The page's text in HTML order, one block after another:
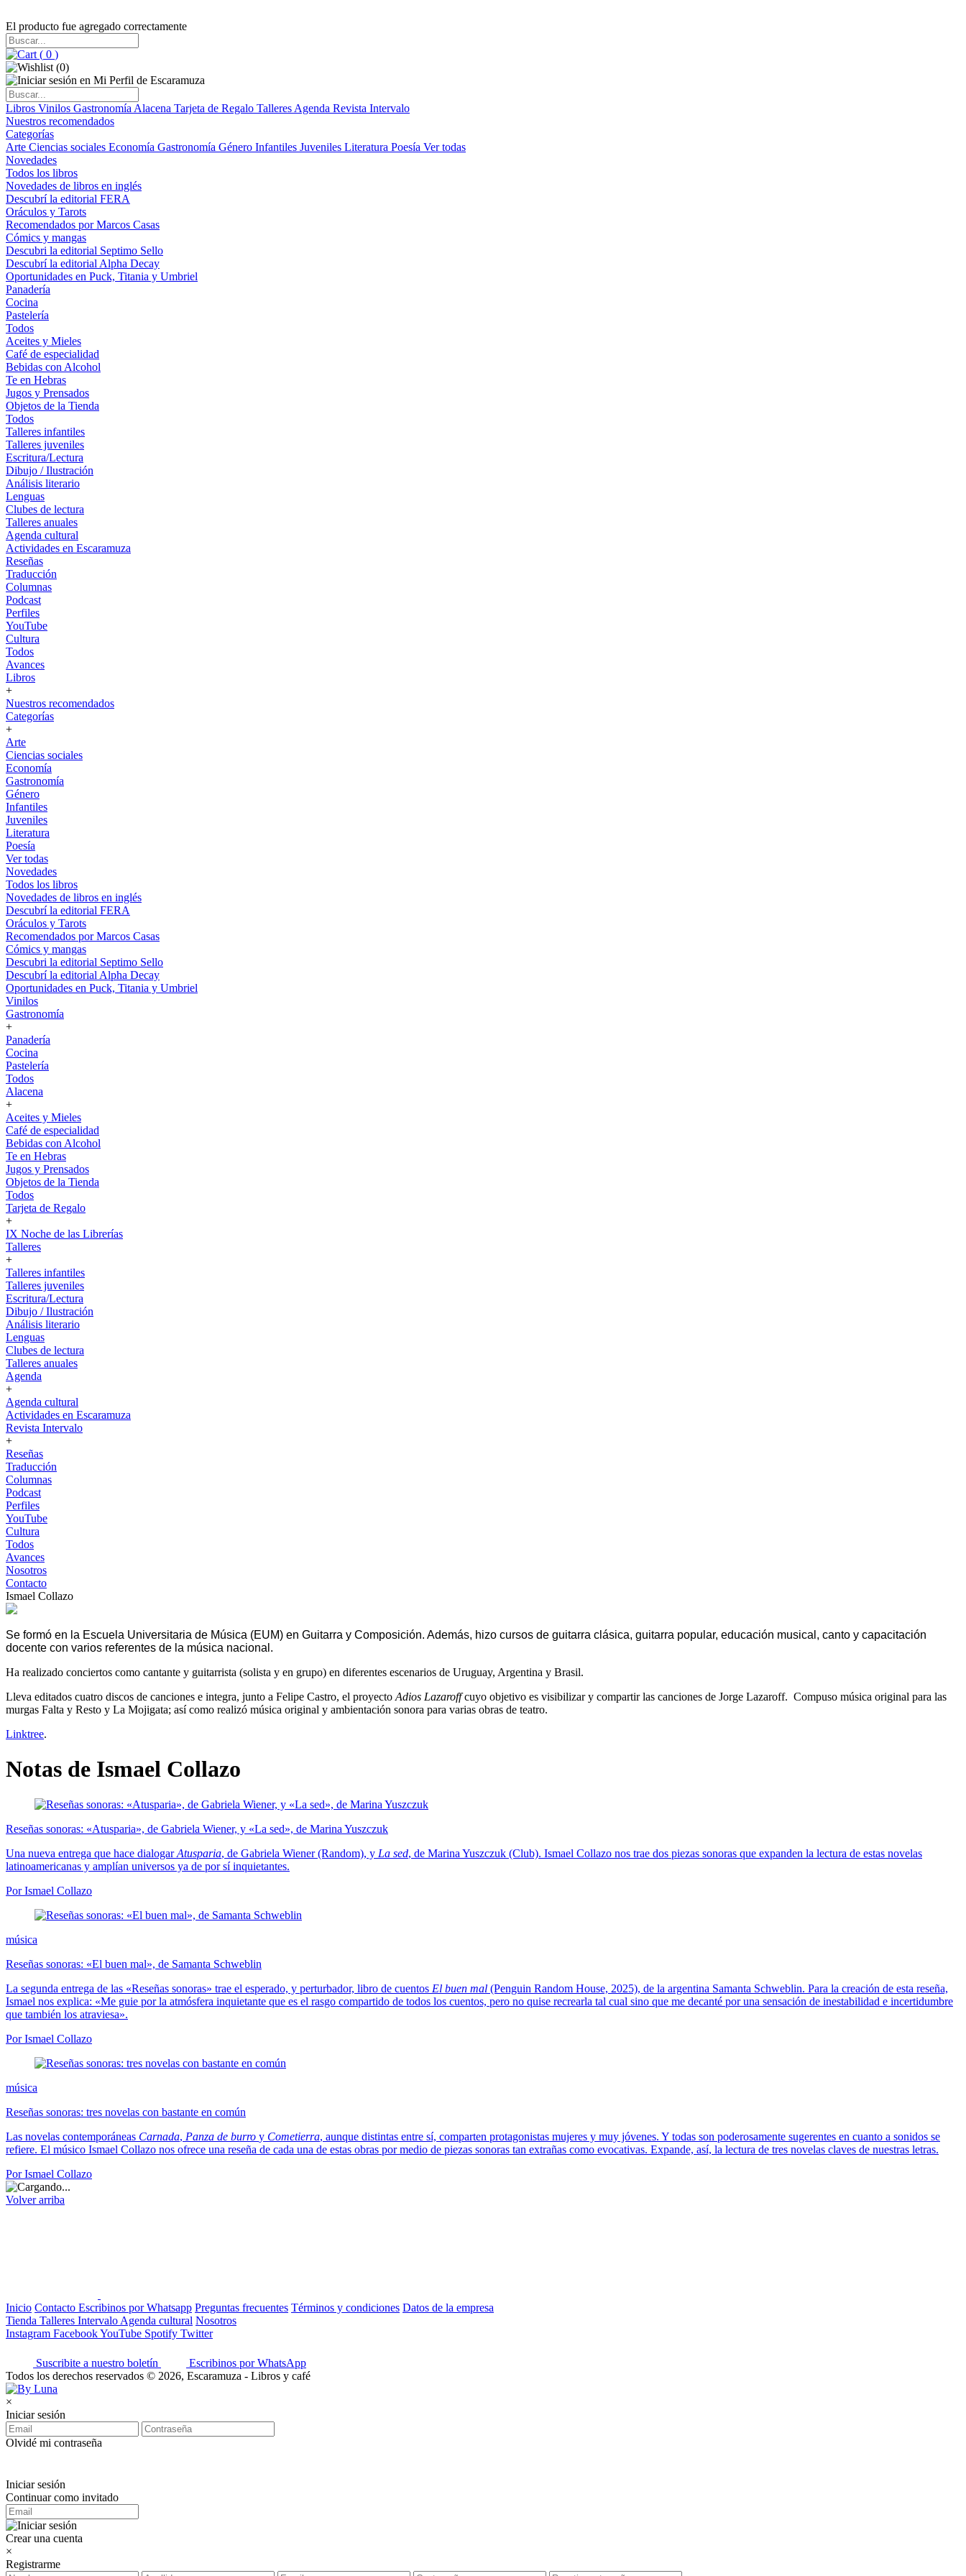
El producto fue agregado correctamente
( 0 )
(0)
Libros Vinilos Gastronomía Alacena Tarjeta de Regalo Talleres Agenda Revista Intervalo
Nuestros recomendados
Categorías
Arte Ciencias sociales Economía Gastronomía Género Infantiles Juveniles Literatura Poesía Ver todas
Novedades
Todos los libros
Novedades de libros en inglés
Descubrí la editorial FERA
Oráculos y Tarots
Recomendados por Marcos Casas
Cómics y mangas
Descubri la editorial Septimo Sello
Descubrí la editorial Alpha Decay
Oportunidades en Puck, Titania y Umbriel
Panadería
Cocina
Pastelería
Todos
Aceites y Mieles
Café de especialidad
Bebidas con Alcohol
Te en Hebras
Jugos y Prensados
Objetos de la Tienda
Todos
Talleres infantiles
Talleres juveniles
Escritura/Lectura
Dibujo / Ilustración
Análisis literario
Lenguas
Clubes de lectura
Talleres anuales
Agenda cultural
Actividades en Escaramuza
Reseñas
Traducción
Columnas
Podcast
Perfiles
YouTube
Cultura
Todos
Avances
Libros
+
Nuestros recomendados
Categorías
+
Arte
Ciencias sociales
Economía
Gastronomía
Género
Infantiles
Juveniles
Literatura
Poesía
Ver todas
Novedades
Todos los libros
Novedades de libros en inglés
Descubrí la editorial FERA
Oráculos y Tarots
Recomendados por Marcos Casas
Cómics y mangas
Descubri la editorial Septimo Sello
Descubrí la editorial Alpha Decay
Oportunidades en Puck, Titania y Umbriel
Vinilos
Gastronomía
+
Panadería
Cocina
Pastelería
Todos
Alacena
+
Aceites y Mieles
Café de especialidad
Bebidas con Alcohol
Te en Hebras
Jugos y Prensados
Objetos de la Tienda
Todos
Tarjeta de Regalo
+
IX Noche de las Librerías
Talleres
+
Talleres infantiles
Talleres juveniles
Escritura/Lectura
Dibujo / Ilustración
Análisis literario
Lenguas
Clubes de lectura
Talleres anuales
Agenda
+
Agenda cultural
Actividades en Escaramuza
Revista Intervalo
+
Reseñas
Traducción
Columnas
Podcast
Perfiles
YouTube
Cultura
Todos
Avances
Nosotros
Contacto
Ismael Collazo
Se formó en la Escuela Universitaria de Música (EUM) en Guitarra y Composición. Además, hizo cursos de guitarra clásica, guitarra popular, educación musical, canto y capacitación
docente con varios referentes de la música nacional.
Ha realizado conciertos como cantante y guitarrista (solista y en grupo) en diferentes escenarios de Uruguay, Argentina y Brasil.
Lleva editados cuatro discos de canciones e integra, junto a Felipe Castro, el proyecto Adios Lazaroffcuyo objetivo es visibilizar y compartir las canciones de Jorge Lazaroff. Compuso música original para las
murgas Falta y Resto y La Mojigata; así como realizó música original y ambientación sonora para varias obras de teatro.
Linktree.
Notas de Ismael Collazo
Reseñas sonoras: «Atusparia», de Gabriela Wiener, y «La sed», de Marina Yuszczuk
Una nueva entrega que hace dialogarAtusparia, de Gabriela Wiener (Random), y La sed, de Marina Yuszczuk (Club). Ismael Collazo nos trae dos piezas sonoras que expanden la lectura de estas novelas
latinoamericanas y amplían universos ya de por sí inquietantes.
Por Ismael Collazo
música
Reseñas sonoras: «El buen mal», de Samanta Schweblin
La segunda entrega de las «Reseñas sonoras» trae el esperado, y perturbador, libro de cuentos El buen mal (Penguin Random House, 2025), de la argentina Samanta Schweblin. Para la creación de esta reseña,
Ismael nos explica: «Me guie por la atmósfera inquietante que es el rasgo compartido de todos los cuentos, pero no quise recrearla tal cual sino que me decanté por una sensación de inestabilidad e incertidumbre
que también los atraviesa».
Por Ismael Collazo
música
Reseñas sonoras: tres novelas con bastante en común
Las novelas contemporáneas Carnada, Panza de burro y Cometierra, aunque distintas entre sí, comparten protagonistas mujeres y muy jóvenes. Y todas son poderosamente sugerentes en cuanto a sonidos se
refiere. El músico Ismael Collazo nos ofrece una reseña de cada una de estas obras por medio de piezas sonoras tan extrañas como evocativas. Expande, así, la lectura de tres novelas claves de nuestras letras.
Por Ismael Collazo
Volver arriba
Inicio Contacto Escribinos por Whatsapp Preguntas frecuentes Términos y condiciones Datos de la empresa
Tienda Talleres Intervalo Agenda cultural Nosotros
Instagram FacebookYouTube Spotify Twitter
Suscribite a nuestro boletín
Escribinos por WhatsApp
Todos los derechos reservados © 2026, Escaramuza - Libros y café
×
Iniciar sesión
Olvidé mi contraseña
Iniciar sesión
Continuar como invitado
Crear una cuenta
×
Registrarme